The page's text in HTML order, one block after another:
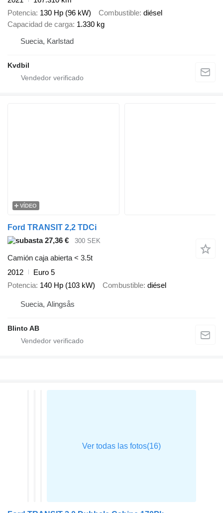
Potencia 130 Hp (96 kW) Combustible diésel
Capacidad de carga 1.330 kg
Suecia, Karlstad
Kvdbil
VÍDEO
Ford TRANSIT 2,2 TDCi
27,36 €
300 SEK
Camión caja abierta < 3.5t
2012
Euro 5
Potencia 140 Hp (103 kW) Combustible diésel
Suecia, Alingsås
Blinto AB